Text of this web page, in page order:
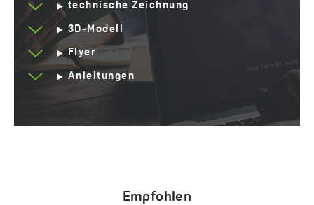
technische Zeichnung
3D-Modell
Flyer
Anleitungen
Empfohlen